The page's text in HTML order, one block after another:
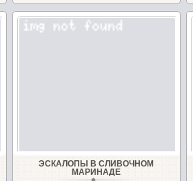
ЭСКАЛОПЫ В СЛИВОЧНОМ
МАРИНАДЕ